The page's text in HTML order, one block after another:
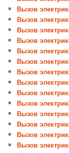
Вызов
Вызов
Вызов
Вызов
Вызов
Вызов
Вызов
Вызов
Вызов
Вызов
Вызов
Вызов
Вызов
Вызов